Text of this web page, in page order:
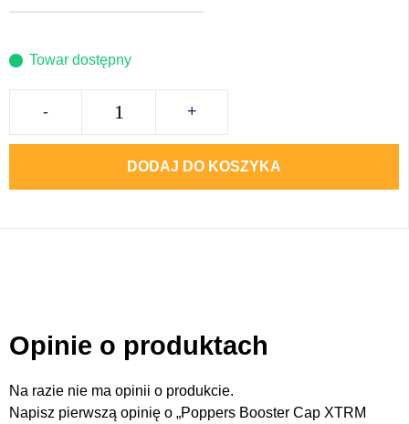
Towar dostępny
- +
DODAJ DO KOSZYKA
Opinie o produktach
Na razie nie ma opinii o produkcie.
Napisz pierwszą opinię o „Poppers Booster Cap XTRM